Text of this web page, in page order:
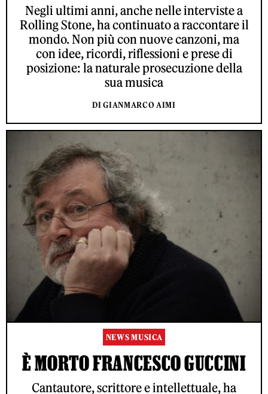
Negli ultimi anni, anche nelle interviste a
Rolling Stone, ha continuato a raccontare il
mondo. Non più con nuove canzoni, ma
con idee, ricordi, riflessioni e prese di
posizione: la naturale prosecuzione della
sua musica
DI GIANMARCO AIMI
NEWS MUSICA
È MORTO FRANCESCO GUCCINI
Cantautore, scrittore e intellettuale, ha